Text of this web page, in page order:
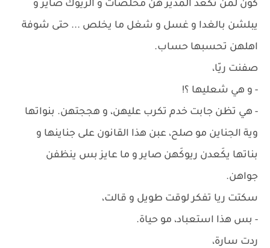
كون لمن تكَعد المدير هن مخلصات و الريوكَ صاير و
يبلشن بالغدا و غسل و شغل ما يخلص ... حتى شوفة
اهلهن تحسبها حساب.
صفنت ريّا،
- و هي شعليها ؟!
- هي تظن جابت خدم تكرب عليهن، و هججتهن. بنواتها
وية الجناين مو صلح، عبن هذا القانون على جناينها و
بناتها يكَعدن ريوكَهن صاير و ما عايز بس ينظفن
جواهن.
سكتت ريا تفكر لوقت طويل و قالت،
- بس هذا استعباد، مو حياة.
ردت سارة،